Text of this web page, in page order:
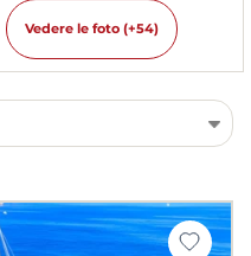
Vedere le foto (+54)